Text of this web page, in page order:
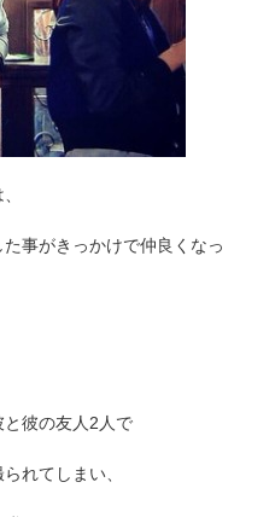
事がきっかけで仲良くなっ
と彼の友人2人で
れてしまい、